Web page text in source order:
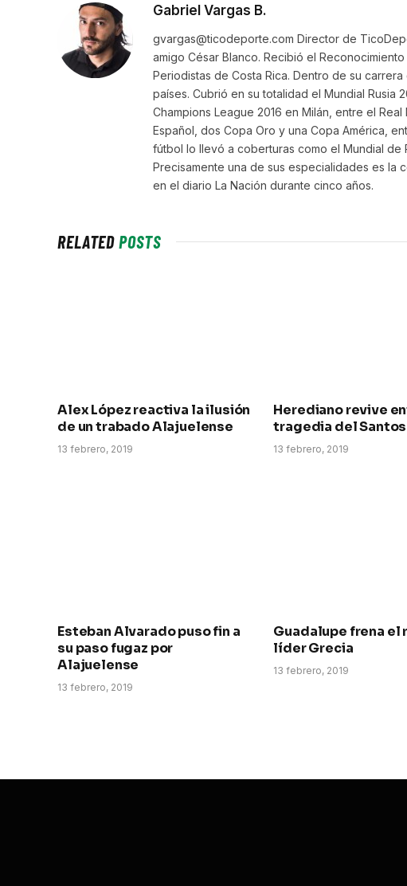
Gabriel Vargas B.
gvargas@ticodeporte.com Director de
amigo César Blanco. Recibió el
Periodistas de Costa Rica. Dentro de su
países. Cubrió en su totalidad el Mundial Rusia
Champions League 2016 en Milán, entre el
Español, dos Copa Oro y una Copa América,
fútbol lo llevó a coberturas como el Mundial de
Precisamente una de sus especialidades es la
en el diario La Nación durante cinco años.
RELATEDPOSTS
Alex López reactiva la ilusión
de un trabado Alajuelense
13 febrero, 2019
Herediano revive
tragedia del Santos
13 febrero, 2019
Esteban Alvarado puso fin a
su paso fugaz por
Alajuelense
13 febrero, 2019
Guadalupe frena el
líder Grecia
13 febrero, 2019